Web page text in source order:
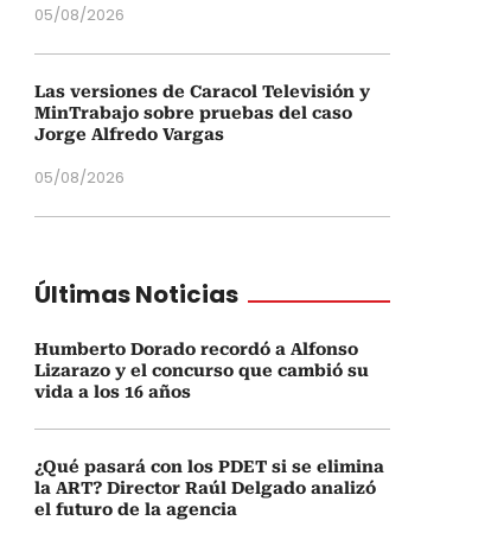
05/08/2026
Las versiones de Caracol Televisión y
MinTrabajo sobre pruebas del caso
Jorge Alfredo Vargas
05/08/2026
Últimas Noticias
Humberto Dorado recordó a Alfonso
Lizarazo y el concurso que cambió su
vida a los 16 años
¿Qué pasará con los PDET si se elimina
la ART? Director Raúl Delgado analizó
el futuro de la agencia